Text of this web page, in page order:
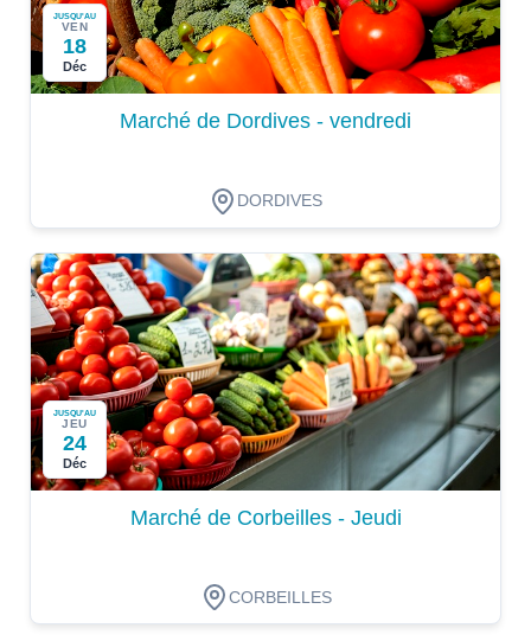
JUSQU'AU
VEN
18
Déc
Marché de Dordives - vendredi
DORDIVES
JUSQU'AU
JEU
24
Déc
Marché de Corbeilles - Jeudi
CORBEILLES